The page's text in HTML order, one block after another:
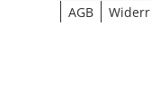
AGB